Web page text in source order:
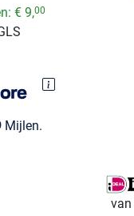
€ 9,00
Mijlen.
van